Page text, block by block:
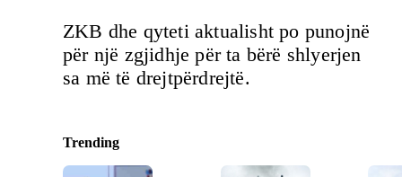
ZKB dhe qyteti aktualisht po punojnë
për një zgjidhje për ta bërë shlyerjen
sa më të drejtpërdrejtë.
Trending